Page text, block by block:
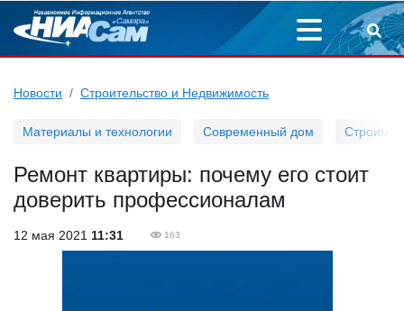
Новости Строительство и Недвижимость
Материалы и технологии Современный дом Строим
Ремонт квартиры: почему его стоит
доверить профессионалам
12 мая 2021 11:31 163